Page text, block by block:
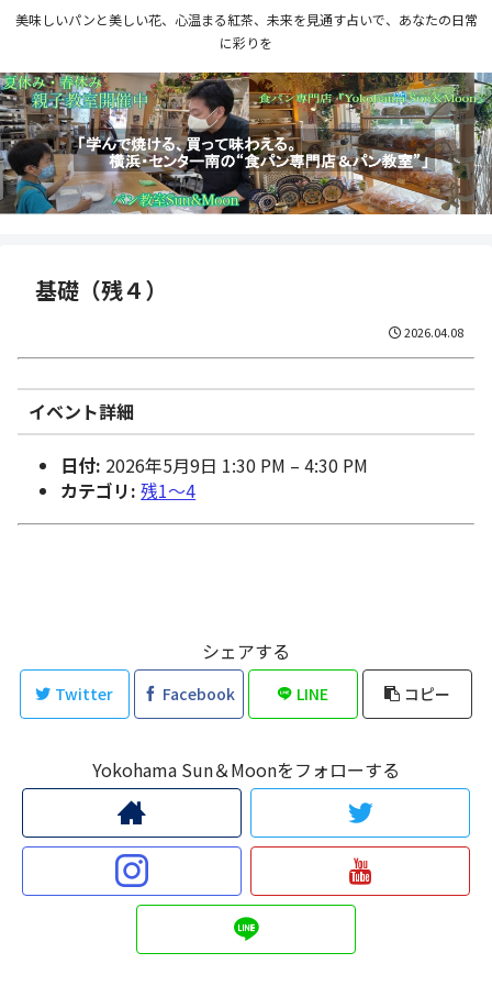
美味しいパンと美しい花、心温まる紅茶、未来を見通す占いで、あなたの日常
に彩りを
基礎（残４）
2026.04.08
イベント詳細
日付: 2026年5月9日 1:30 PM –4:30 PM
カテゴリ: 残1〜4
シェアする
Twitter Facebook LINE コピー
Yokohama Sun＆Moonをフォローする